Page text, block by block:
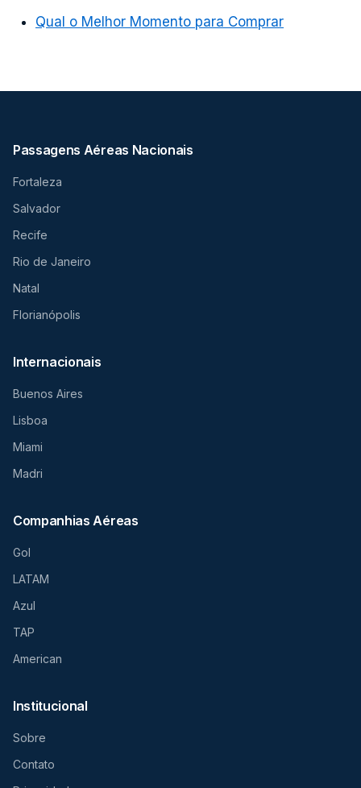
Qual o Melhor Momento para Comprar
Passagens Aéreas Nacionais
Fortaleza
Salvador
Recife
Rio de Janeiro
Natal
Florianópolis
Internacionais
Buenos Aires
Lisboa
Miami
Madri
Companhias Aéreas
Gol
LATAM
Azul
TAP
American
Institucional
Sobre
Contato